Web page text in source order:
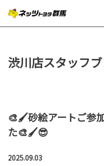
渋川店スタッフ
🎨🖌砂絵アートご参
た🎨🖌😎
2025.09.03